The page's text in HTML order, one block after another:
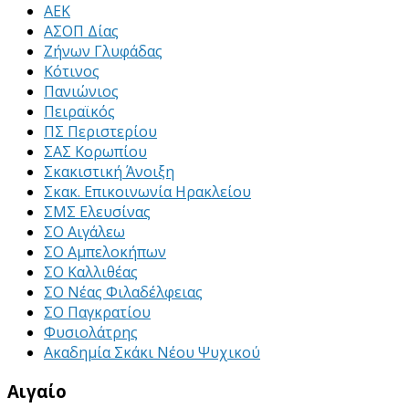
ΑΕΚ
ΑΣΟΠ Δίας
Ζήνων Γλυφάδας
Κότινος
Πανιώνιος
Πειραϊκός
ΠΣ Περιστερίου
ΣΑΣ Κορωπίου
Σκακιστική Άνοιξη
Σκακ. Επικοινωνία Ηρακλείου
ΣΜΣ Ελευσίνας
ΣΟ Αιγάλεω
ΣΟ Αμπελοκήπων
ΣΟ Καλλιθέας
ΣΟ Νέας Φιλαδέλφειας
ΣΟ Παγκρατίου
Φυσιολάτρης
Ακαδημία Σκάκι Νέου Ψυχικού
Αιγαίο